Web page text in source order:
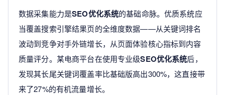
数据采集能力是SEO优化系统的基础命脉。优质系统应
当覆盖搜索引擎结果页的全维度数据——从关键词排名
波动到竞争对手外链增长，从页面体验核心指标到内容
质量评分。某电商平台在使用专业级SEO优化系统后，
发现其长尾关键词覆盖率比基础版高出300%，这直接带
来了27%的有机流量增长。